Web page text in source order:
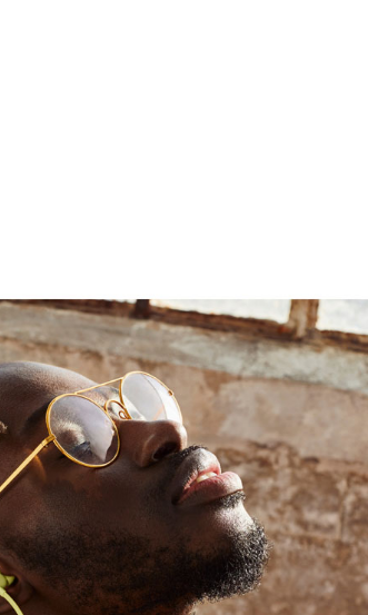
automatique1
de la journée grâce à une
disponibles permettent